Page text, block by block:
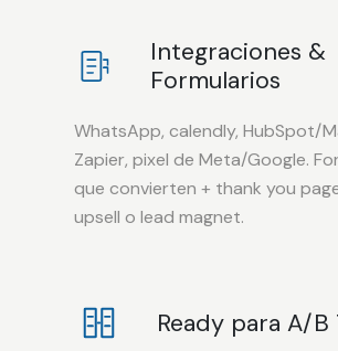
Integraciones &
Formularios
WhatsApp, calendly, HubSpot/
Zapier, pixel de Meta/Google.
que convierten + thank you
upsell o lead magnet.
Ready para A/B